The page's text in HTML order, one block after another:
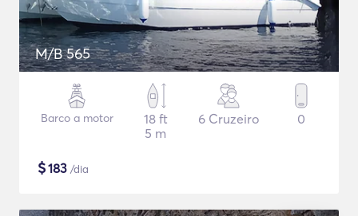
M/B 565
Barco a motor
18 ft
5 m
6 Cruzeiro 0
$183 /dia